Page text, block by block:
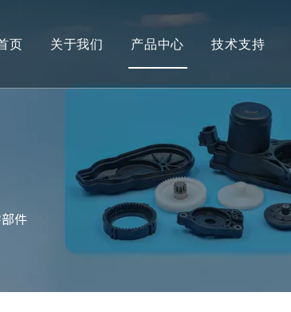
页 关于我们 产品中心 技术支持
件